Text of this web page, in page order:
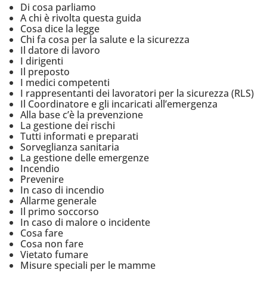
Di cosa parliamo
A chi è rivolta questa guida
Cosa dice la legge
Chi fa cosa per la salute e la sicurezza
Il datore di lavoro
I dirigenti
Il preposto
I medici competenti
I rappresentanti dei lavoratori per la sicurezza (RLS)
Il Coordinatore e gli incaricati all’emergenza
Alla base c’è la prevenzione
La gestione dei rischi
Tutti informati e preparati
Sorveglianza sanitaria
La gestione delle emergenze
Incendio
Prevenire
In caso di incendio
Allarme generale
Il primo soccorso
In caso di malore o incidente
Cosa fare
Cosa non fare
Vietato fumare
Misure speciali per le mamme